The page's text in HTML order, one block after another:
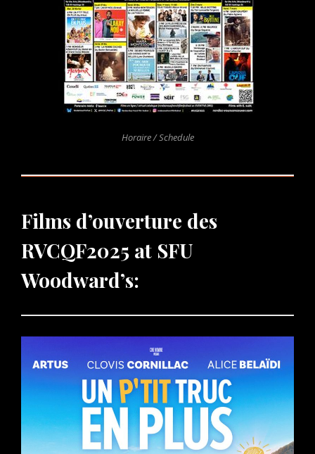
Horaire / Schedule
Films d’ouverture des
RVCQF2025 at SFU
Woodward’s: